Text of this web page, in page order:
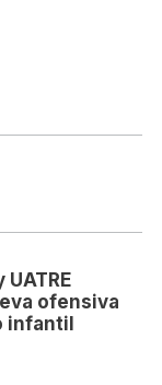
ofensiva
infantil